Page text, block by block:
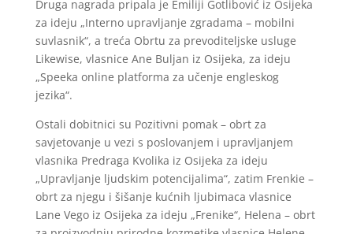
Druga nagrada pripala je Emiliji Gotlibović iz Osijeka
za ideju „Interno upravljanje zgradama – mobilni
suvlasnik“, a treća Obrtu za prevoditeljske usluge
Likewise, vlasnice Ane Buljan iz Osijeka, za ideju
„Speeka online platforma za učenje engleskog
jezika“.
Ostali dobitnici su Pozitivni pomak – obrt za
savjetovanje u vezi s poslovanjem i upravljanjem
vlasnika Predraga Kvolika iz Osijeka za ideju
„Upravljanje ljudskim potencijalima“, zatim Frenkie –
obrt za njegu i šišanje kućnih ljubimaca vlasnice
Lane Vego iz Osijeka za ideju „Frenike“, Helena – obrt